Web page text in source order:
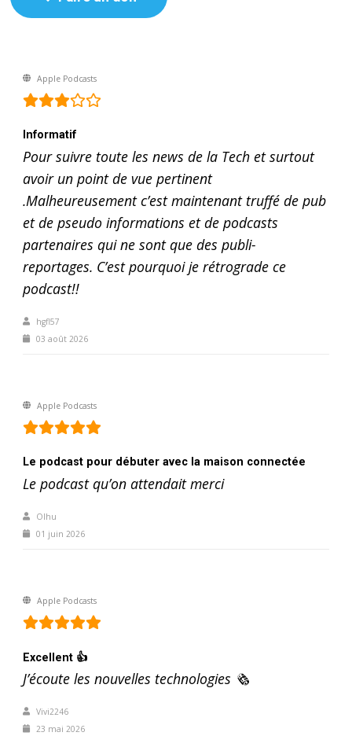
Apple Podcasts
Informatif
Pour suivre toute les news de la Tech et surtout
avoir un point de vue pertinent
.Malheureusement c’est maintenant truffé de pub
et de pseudo informations et de podcasts
partenaires qui ne sont que des publi-
reportages. C’est pourquoi je rétrograde ce
podcast!!
hgfl57
03 août 2026
Apple Podcasts
Le podcast pour débuter avec la maison connectée
Le podcast qu’on attendait merci
Olhu
01 juin 2026
Apple Podcasts
Excellent 👍
J’écoute les nouvelles technologies 🗞️
Vivi2246
23 mai 2026